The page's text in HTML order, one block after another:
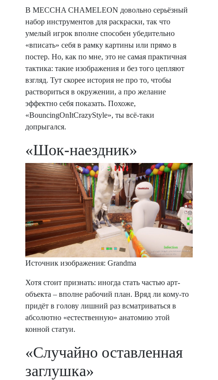
В MECCHA CHAMELEON довольно серьёзный
набор инструментов для раскраски, так что
умелый игрок вполне способен убедительно
«вписать» себя в рамку картины или прямо в
постер. Но, как по мне, это не самая практичная
тактика: такие изображения и без того цепляют
взгляд. Тут скорее история не про то, чтобы
раствориться в окружении, а про желание
эффектно себя показать. Похоже,
«BouncingOnItCrazyStyle», ты всё-таки
допрыгался.
«Шок-наездник»
Источник изображения: Grandma
Хотя стоит признать: иногда стать частью арт-
объекта – вполне рабочий план. Вряд ли кому-то
придёт в голову лишний раз всматриваться в
абсолютно «естественную» анатомию этой
конной статуи.
«Случайно оставленная
заглушка»